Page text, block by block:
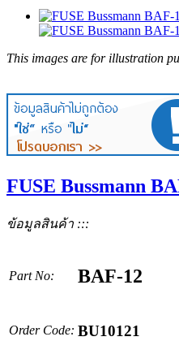
This images are for illustration
FUSE Bussmann
ข้อมูลสินค้า :::
Part No: BAF-12
Order Code: BU10121